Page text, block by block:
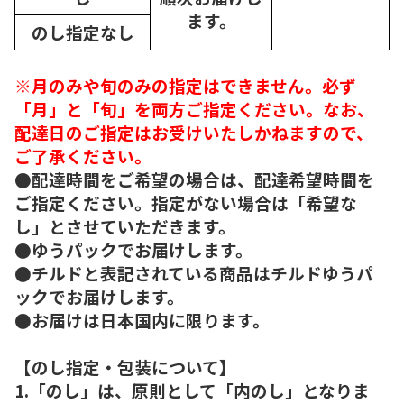
ます。
のし指定なし
※月のみや旬のみの指定はできません。必ず
「月」と「旬」を両方ご指定ください。なお、
配達日のご指定はお受けいたしかねますので、
ご了承ください。
●配達時間をご希望の場合は、配達希望時間を
ご指定ください。指定がない場合は「希望な
し」とさせていただきます。
●ゆうパックでお届けします。
●チルドと表記されている商品はチルドゆうパ
ックでお届けします。
●お届けは日本国内に限ります。
【のし指定・包装について】
1.「のし」は、原則として「内のし」となりま